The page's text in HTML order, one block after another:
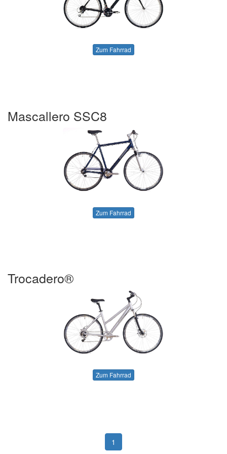
Zum Fahrrad
Mascallero SSC8
Zum Fahrrad
Trocadero®
Zum Fahrrad
1